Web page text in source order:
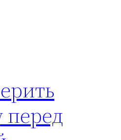
перед